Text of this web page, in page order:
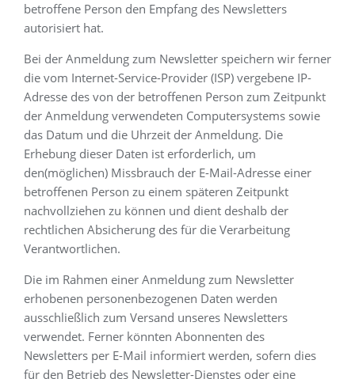
betroffene Person den Empfang des Newsletters
autorisiert hat.
Bei der Anmeldung zum Newsletter speichern wir ferner
die vom Internet-Service-Provider (ISP) vergebene IP-
Adresse des von der betroffenen Person zum Zeitpunkt
der Anmeldung verwendeten Computersystems sowie
das Datum und die Uhrzeit der Anmeldung. Die
Erhebung dieser Daten ist erforderlich, um
den(möglichen) Missbrauch der E-Mail-Adresse einer
betroffenen Person zu einem späteren Zeitpunkt
nachvollziehen zu können und dient deshalb der
rechtlichen Absicherung des für die Verarbeitung
Verantwortlichen.
Die im Rahmen einer Anmeldung zum Newsletter
erhobenen personenbezogenen Daten werden
ausschließlich zum Versand unseres Newsletters
verwendet. Ferner könnten Abonnenten des
Newsletters per E-Mail informiert werden, sofern dies
für den Betrieb des Newsletter-Dienstes oder eine